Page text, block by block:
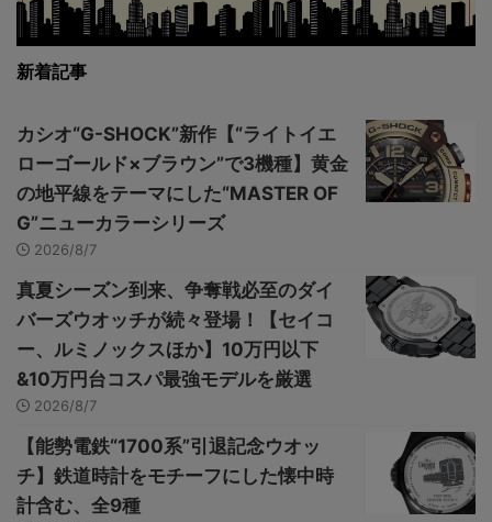
新着記事
カシオ“G-SHOCK”新作【“ライトイエ
ローゴールド×ブラウン”で3機種】黄金
の地平線をテーマにした“MASTER OF
G”ニューカラーシリーズ
2026/8/7
真夏シーズン到来、争奪戦必至のダイ
バーズウオッチが続々登場！【セイコ
ー、ルミノックスほか】10万円以下
&10万円台コスパ最強モデルを厳選
2026/8/7
【能勢電鉄“1700系”引退記念ウオッ
チ】鉄道時計をモチーフにした懐中時
計含む、全9種